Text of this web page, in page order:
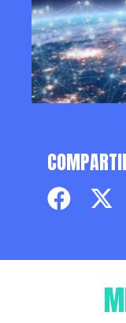
Facebook